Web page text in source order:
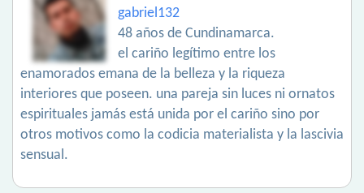
gabriel132
48 años de Cundinamarca.
el cariño legítimo entre los
enamorados emana de la belleza y la riqueza
interiores que poseen. una pareja sin luces ni ornatos
espirituales jamás está unida por el cariño sino por
otros motivos como la codicia materialista y la lascivia
sensual.